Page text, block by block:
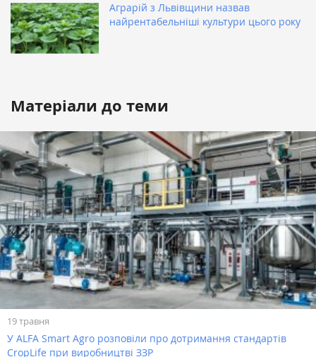
Аграрій з Львівщини назвав
найрентабельніші культури цього року
Матеріали до теми
19 травня
У ALFA Smart Agro розповіли про дотримання стандартів
CropLife при виробництві ЗЗР